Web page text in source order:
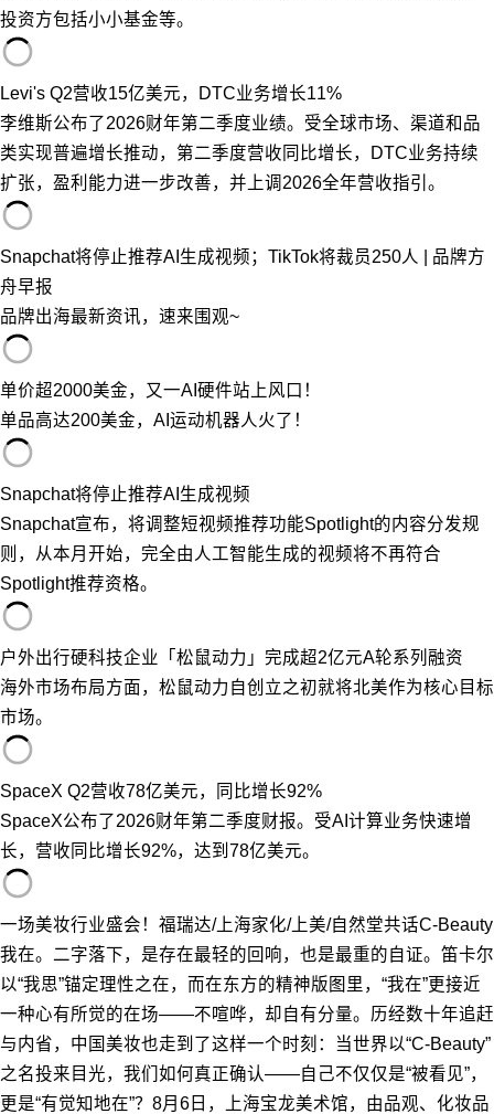
投资方包括小小基金等。
Levi's Q2营收15亿美元，DTC业务增长11%
李维斯公布了2026财年第二季度业绩。受全球市场、渠道和品
类实现普遍增长推动，第二季度营收同比增长，DTC业务持续
扩张，盈利能力进一步改善，并上调2026全年营收指引。
Snapchat将停止推荐AI生成视频；TikTok将裁员250人 | 品牌方
舟早报
品牌出海最新资讯，速来围观~
单价超2000美金，又一AI硬件站上风口！
单品高达200美金，AI运动机器人火了！
Snapchat将停止推荐AI生成视频
Snapchat宣布，将调整短视频推荐功能Spotlight的内容分发规
则，从本月开始，完全由人工智能生成的视频将不再符合
Spotlight推荐资格。
户外出行硬科技企业「松鼠动力」完成超2亿元A轮系列融资
海外市场布局方面，松鼠动力自创立之初就将北美作为核心目标
市场。
SpaceX Q2营收78亿美元，同比增长92%
SpaceX公布了2026财年第二季度财报。受AI计算业务快速增
长，营收同比增长92%，达到78亿美元。
一场美妆行业盛会！福瑞达/上海家化/上美/自然堂共话C-Beauty
我在。二字落下，是存在最轻的回响，也是最重的自证。笛卡尔
以“我思”锚定理性之在，而在东方的精神版图里，“我在”更接近
一种心有所觉的在场——不喧哗，却自有分量。历经数十年追赶
与内省，中国美妆也走到了这样一个时刻：当世界以“C-Beauty”
之名投来目光，我们如何真正确认——自己不仅仅是“被看见”，
更是“有觉知地在”？8月6日，上海宝龙美术馆，由品观、化妆品